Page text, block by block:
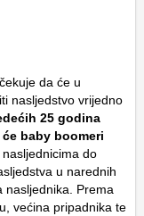
da će u
nasljedstvo vrijedno
25 godina
baby boomeri
do
u narednih
nasljednika. Prema
većina pripadnika te